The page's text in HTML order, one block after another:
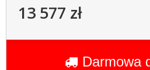
13 577 zł
Darmowa